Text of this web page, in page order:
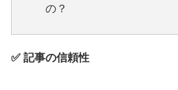
の？
✅ 記事の信頼性